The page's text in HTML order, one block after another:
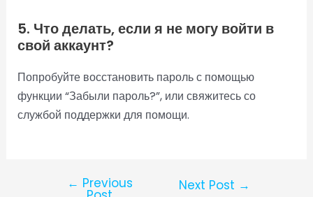
5. Что делать, если я не могу войти в
свой аккаунт?
Попробуйте восстановить пароль с помощью
функции “Забыли пароль?”, или свяжитесь со
службой поддержки для помощи.
← Previous Next Post →